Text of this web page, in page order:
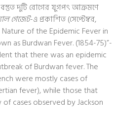
বস্তুত দুটি রোগের যুগপৎ আক্রমণে
গেজেট-এ প্রকাশিত (সেপ্টেম্বর,
of the Epidemic Fever in
as Burdwan Fever. (1854-75)”-
that there was an epidemic
of Burdwan fever. The
were mostly cases of
fever), while those that
cases observed by Jackson